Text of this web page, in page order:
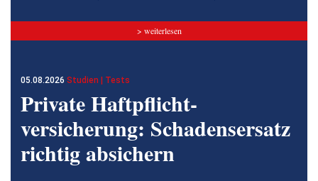
> weiterlesen
05.08.2026 Studien | Tests
Private Haftpflicht­
versicherung: Schadensersatz
richtig absichern